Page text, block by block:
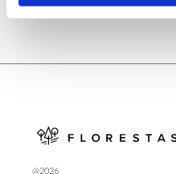
@2026